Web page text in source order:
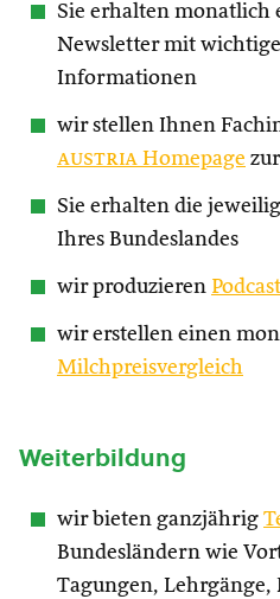
Sie erhalten monatlich
Newsletter mit
Informationen
wir stellen Ihnen
austria Homepage
Sie erhalten die
Ihres Bundeslandes
wir produzieren
wir erstellen einen
Milchpreisvergleich
Weiterbildung
wir bieten ganzjährig
Bundesländern wie
Tagungen, Lehrgänge,